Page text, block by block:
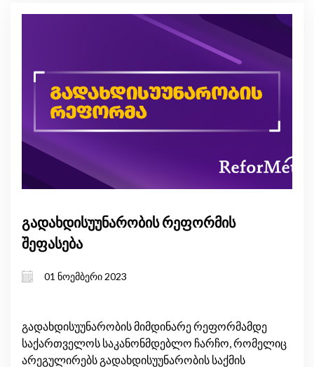
გადახდისუუნარობის რეფორმის
შეფასება
01 ნოემბერი 2023
გადახდისუუნარობის მიმდინარე რეფორმამდე
საქართველოს საკანონმდებლო ჩარჩო, რომელიც
არეგულირებს გადახდისუუნარობის საქმის